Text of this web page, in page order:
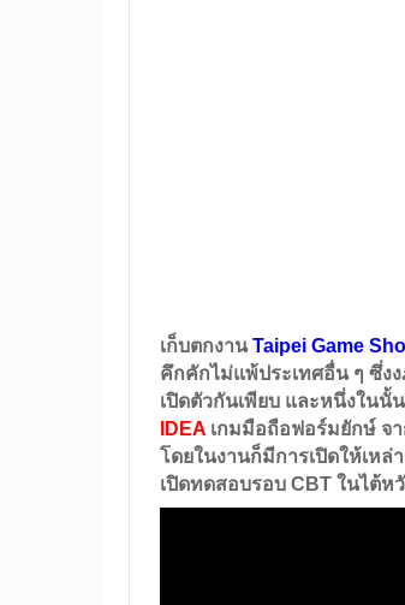
เก็บตกงานTaipei Game
คึกคักไม่แพ้ประเทศอื่น ๆ ซึ่ง
เปิดตัวกันเพียบ และหนึ่งในนั้
IDEA เกมมือถือฟอร์มยักษ์ จ
โดยในงานก็มีการเปิดให้เหล่
เปิดทดสอบรอบ CBT ในไต้ห